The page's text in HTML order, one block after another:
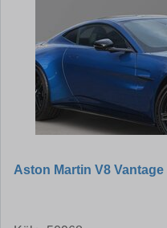
Aston Martin V8 Vantage